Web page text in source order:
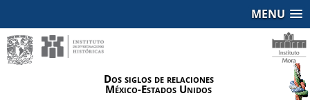
MENU
Dos siglos de relaciones
México-Estados Unidos